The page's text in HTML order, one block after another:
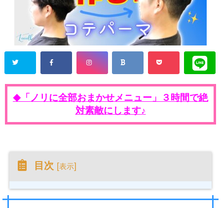
◆
「ノリに全部おまかせメニュー」３時間で絶
対素敵にします♪
目次 [表示]